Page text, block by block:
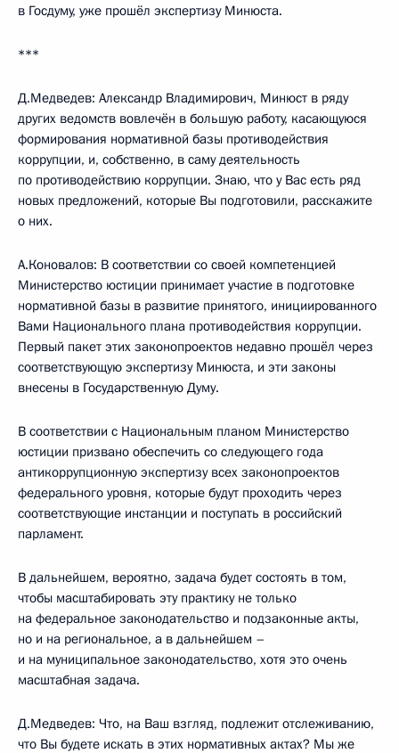
в Госдуму, уже прошёл экспертизу Минюста.
***
Д.Медведев: Александр Владимирович, Минюст в ряду
других ведомств вовлечён в большую работу, касающуюся
формирования нормативной базы противодействия
коррупции, и, собственно, в саму деятельность
по противодействию коррупции. Знаю, что у Вас есть ряд
новых предложений, которые Вы подготовили, расскажите
о них.
А.Коновалов: В соответствии со своей компетенцией
Министерство юстиции принимает участие в подготовке
нормативной базы в развитие принятого, инициированного
Вами Национального плана противодействия коррупции.
Первый пакет этих законопроектов недавно прошёл через
соответствующую экспертизу Минюста, и эти законы
внесены в Государственную Думу.
В соответствии с Национальным планом Министерство
юстиции призвано обеспечить со следующего года
антикоррупционную экспертизу всех законопроектов
федерального уровня, которые будут проходить через
соответствующие инстанции и поступать в российский
парламент.
В дальнейшем, вероятно, задача будет состоять в том,
чтобы масштабировать эту практику не только
на федеральное законодательство и подзаконные акты,
но и на региональное, а в дальнейшем –
и на муниципальное законодательство, хотя это очень
масштабная задача.
Д.Медведев: Что, на Ваш взгляд, подлежит отслеживанию,
что Вы будете искать в этих нормативных актах? Мы же